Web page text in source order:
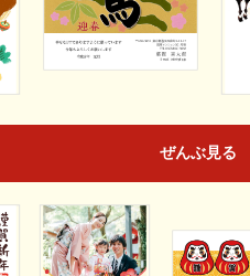
ぜんぶ見る